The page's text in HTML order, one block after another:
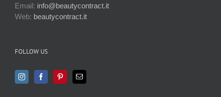
Email: info@beautycontract.it
Web: beautycontract.it
FOLLOW US